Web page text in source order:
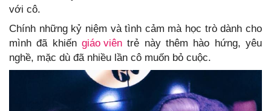
với cô.
Chính những kỷ niệm và tình cảm mà học trò dành cho
mình đã khiến giáo viên trẻ này thêm hào hứng, yêu
nghề, mặc dù đã nhiều lần cô muốn bỏ cuộc.